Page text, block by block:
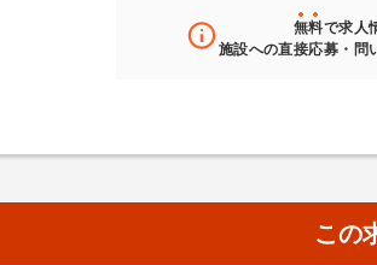
無料で求人
施設への直接応募・問
この